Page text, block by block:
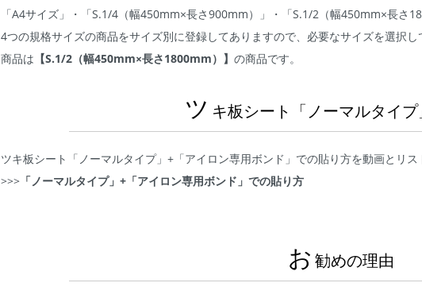
「A4サイズ」・「S.1/4（幅450mm×長さ900mm）」・「S.1/2（幅450mm×長さ
4つの規格サイズの商品をサイズ別に登録してありますので、必要なサイズを選択
商品は 【S.1/2（幅450mm×長さ1800mm）】 の商品です。
ツ キ板シート「ノーマルタイ
ツキ板シート「ノーマルタイプ」+「アイロン専用ボンド」での貼り方を動画とリス
>>> 「ノーマルタイプ」+「アイロン専用ボンド」での貼り方
お 勧めの理由